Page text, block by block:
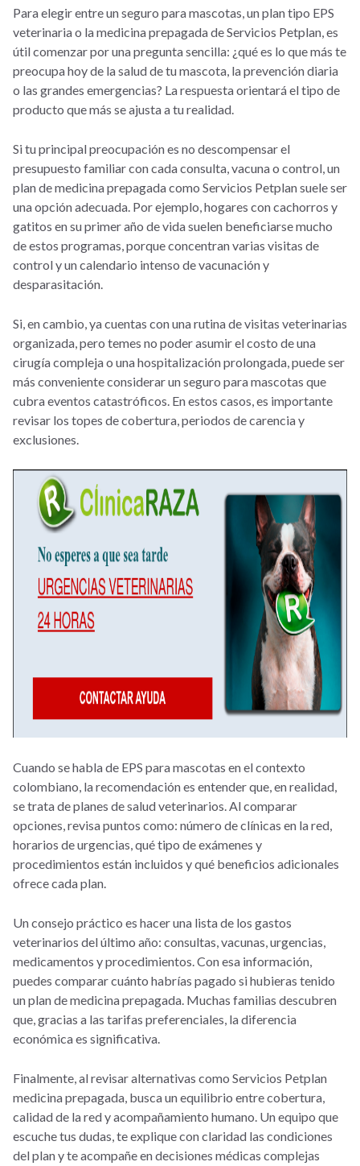
Para elegir entre un seguro para mascotas, un plan tipo EPS
veterinaria o la medicina prepagada de Servicios Petplan, es
útil comenzar por una pregunta sencilla: ¿qué es lo que más te
preocupa hoy de la salud de tu mascota, la prevención diaria
o las grandes emergencias? La respuesta orientará el tipo de
producto que más se ajusta a tu realidad.
Si tu principal preocupación es no descompensar el
presupuesto familiar con cada consulta, vacuna o control, un
plan de medicina prepagada como Servicios Petplan suele ser
una opción adecuada. Por ejemplo, hogares con cachorros y
gatitos en su primer año de vida suelen beneficiarse mucho
de estos programas, porque concentran varias visitas de
control y un calendario intenso de vacunación y
desparasitación.
Si, en cambio, ya cuentas con una rutina de visitas veterinarias
organizada, pero temes no poder asumir el costo de una
cirugía compleja o una hospitalización prolongada, puede ser
más conveniente considerar un seguro para mascotas que
cubra eventos catastróficos. En estos casos, es importante
revisar los topes de cobertura, periodos de carencia y
exclusiones.
Cuando se habla de EPS para mascotas en el contexto
colombiano, la recomendación es entender que, en realidad,
se trata de planes de salud veterinarios. Al comparar
opciones, revisa puntos como: número de clínicas en la red,
horarios de urgencias, qué tipo de exámenes y
procedimientos están incluidos y qué beneficios adicionales
ofrece cada plan.
Un consejo práctico es hacer una lista de los gastos
veterinarios del último año: consultas, vacunas, urgencias,
medicamentos y procedimientos. Con esa información,
puedes comparar cuánto habrías pagado si hubieras tenido
un plan de medicina prepagada. Muchas familias descubren
que, gracias a las tarifas preferenciales, la diferencia
económica es significativa.
Finalmente, al revisar alternativas como Servicios Petplan
medicina prepagada, busca un equilibrio entre cobertura,
calidad de la red y acompañamiento humano. Un equipo que
escuche tus dudas, te explique con claridad las condiciones
del plan y te acompañe en decisiones médicas complejas